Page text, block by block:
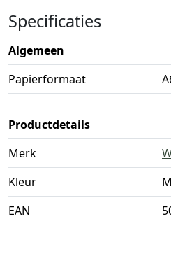
Specificaties
Algemeen
Papierformaat
Productdetails
Merk
Kleur
EAN